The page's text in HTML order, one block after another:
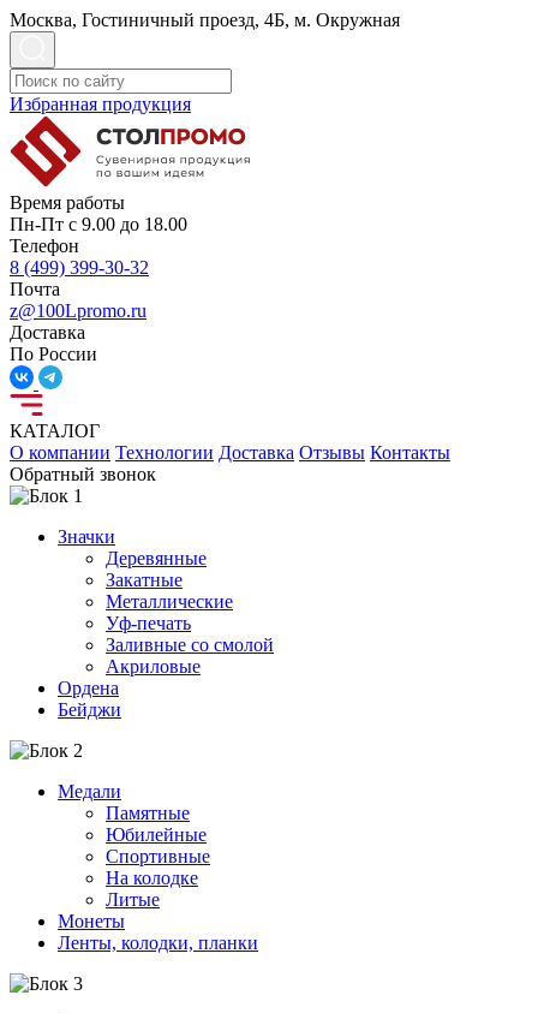
Москва, Гостиничный проезд, 4Б, м. Окружная
Избранная продукция
Время работы
Пн-Пт с 9.00 до 18.00
Телефон
8 (499) 399-30-32
Почта
z@100Lpromo.ru
Доставка
По России
КАТАЛОГ
О компании Технологии Доставка Отзывы Контакты
Обратный звонок
Значки
Деревянные
Закатные
Металлические
Уф-печать
Заливные со смолой
Акриловые
Ордена
Бейджи
Медали
Памятные
Юбилейные
Спортивные
На колодке
Литые
Монеты
Ленты, колодки, планки